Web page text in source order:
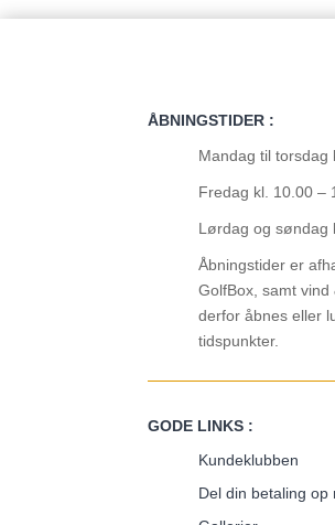
ÅBNINGSTIDER :
Mandag til torsdag
Fredag kl. 10.00 –
Lørdag og søndag
Åbningstider er
GolfBox, samt
derfor åbnes eller
tidspunkter.
GODE LINKS :
Kundeklubben
Del din betaling op